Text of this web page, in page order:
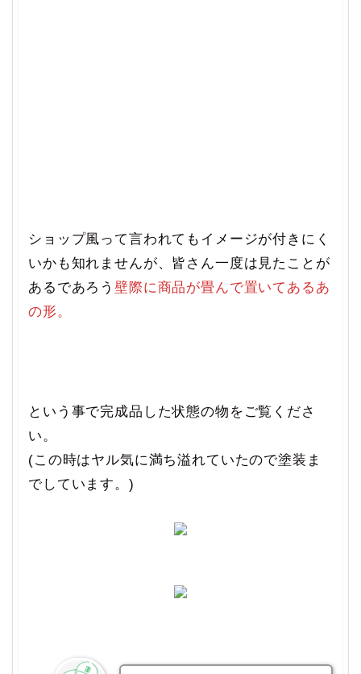
ショップ風って言われてもイメージが付きにく
いかも知れませんが、皆さん一度は見たことが
あるであろう壁際に商品が畳んで置いてあるあ
の形。
という事で完成品した状態の物をご覧くださ
い。
(この時はヤル気に満ち溢れていたので塗装ま
でしています。)